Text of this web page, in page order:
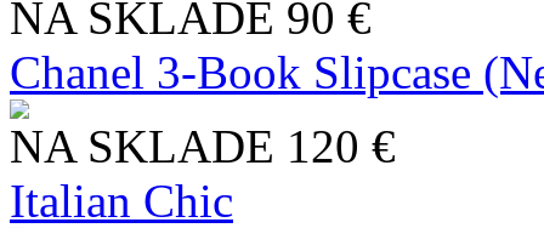
NA SKLADE 90 €
Chanel 3-Book Slipcase
NA SKLADE 120 €
Italian Chic